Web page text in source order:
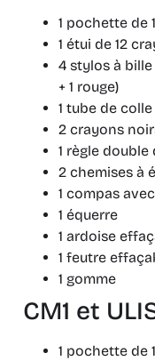
1 pochette de
1 étui de 12
4 stylos à
+ 1 rouge)
1 tube de colle
2 crayons
1 règle
2 chemises à
1 compas
1 équerre
1 ardoise
1 feutre
1 gomme
CM1 et
1 pochette de